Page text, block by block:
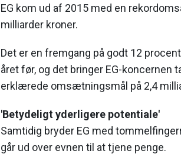
EG kom ud af 2015 med en
milliarder kroner.
Det er en fremgang på godt 12
året før, og det bringer EG-koncernen
erklærede omsætningsmål på 2,4
'Betydeligt yderligere potentiale'
Samtidig bryder EG med
går ud over evnen til at tjene penge.